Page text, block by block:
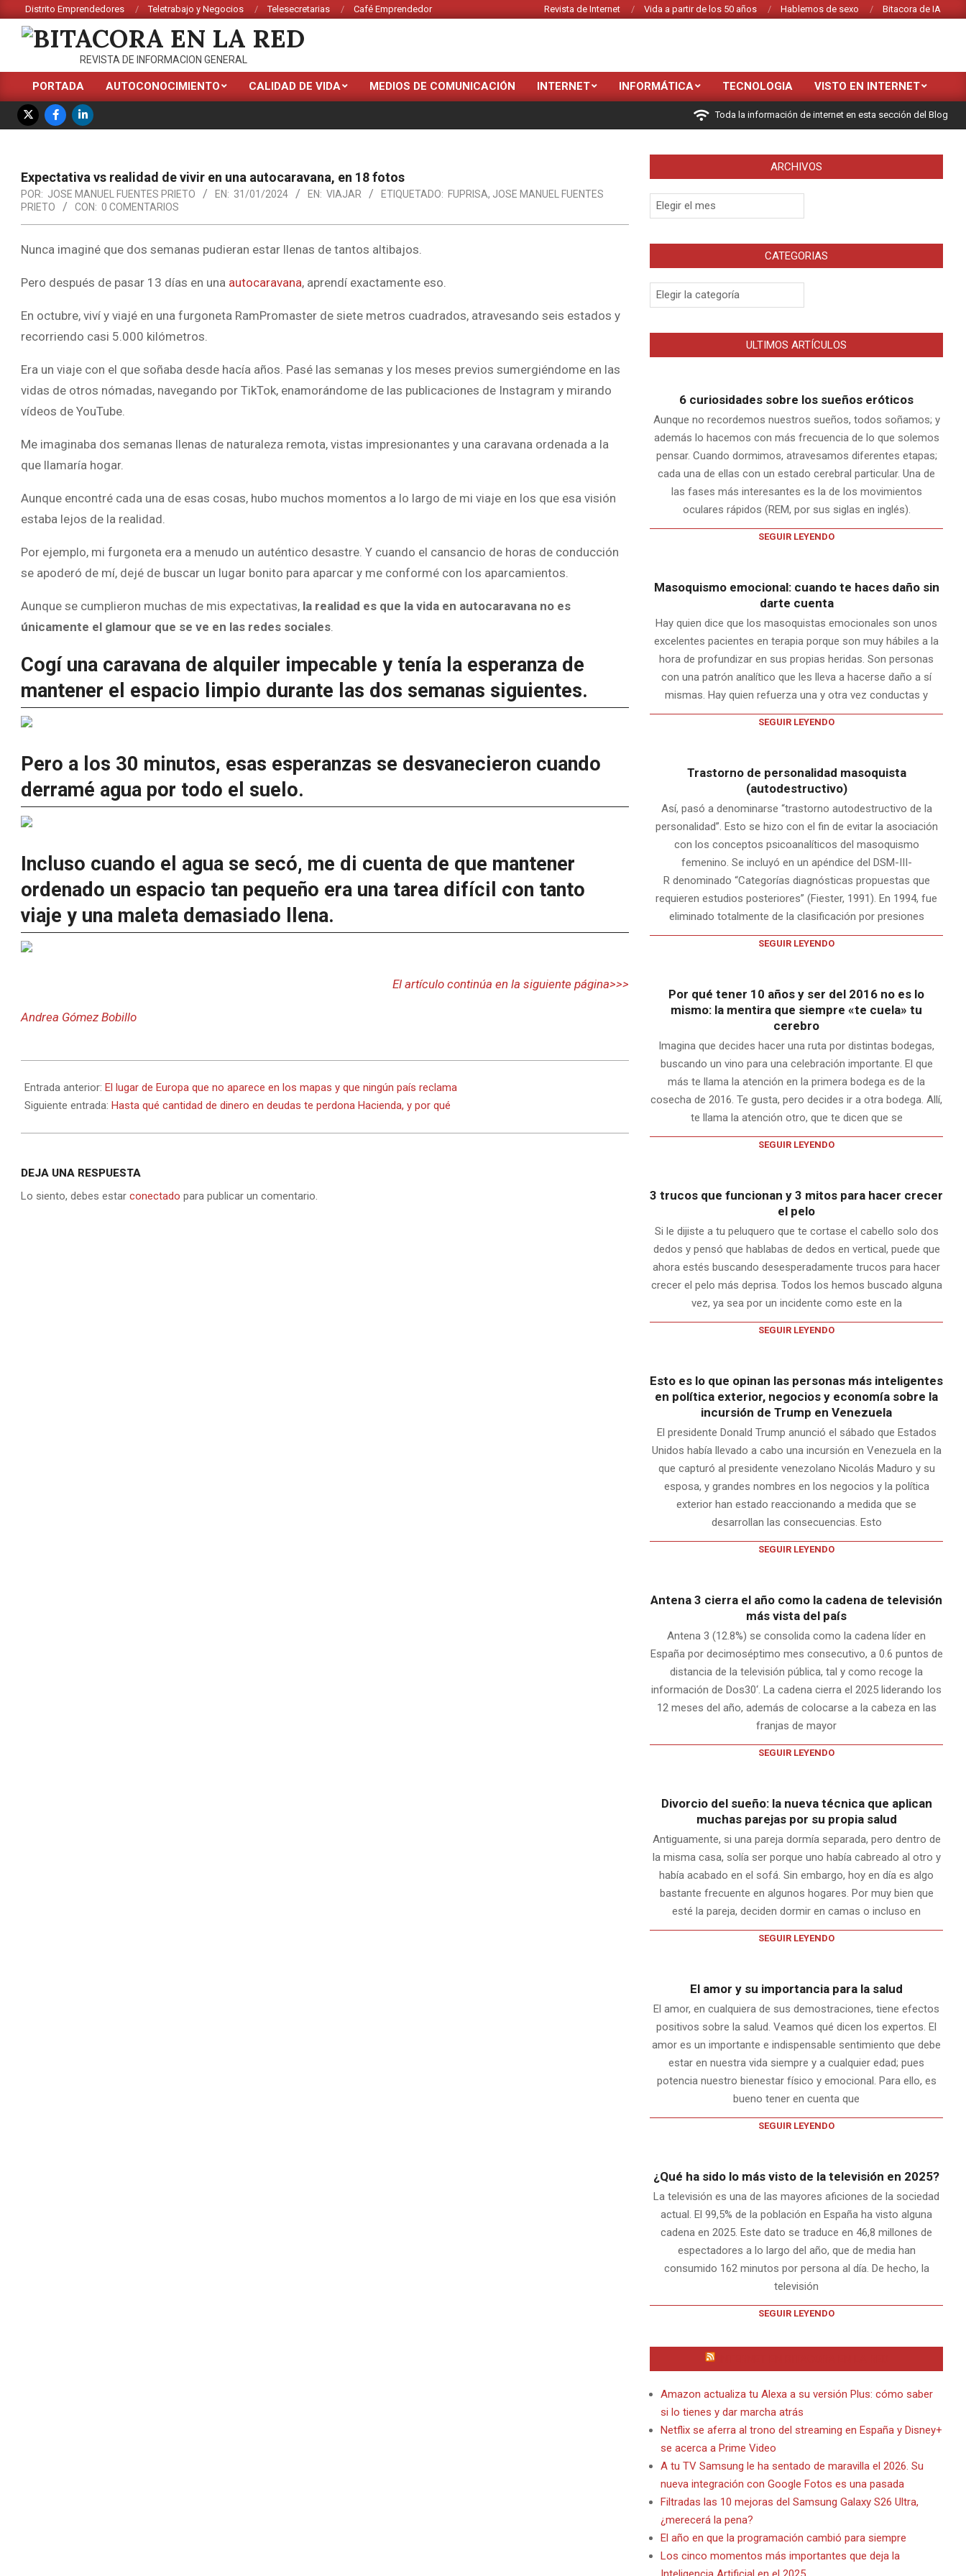
Saltar
contenido
Distrito Emprendedores Teletrabajo y Negocios Telesecretarias Café Emprendedor Revista de Internet Vida a partir de los 50 años Hablemos de sexo Bitacora de IA
BITACORA
EN
LA
RED
REVISTA DE INFORMACION GENERAL
Menú
de
navegación
PORTADA AUTOCONOCIMIENTO CALIDAD DE VIDA MEDIOS DE COMUNICACIÓN INTERNET INFORMÁTICA TECNOLOGIA VISTO EN INTERNET
Toda la información de internet en esta sección del Blog
Expectativa vs realidad de vivir en una autocaravana, en 18 fotos
POR: JOSE MANUEL FUENTES PRIETO EN: 31/01/2024 EN: VIAJAR ETIQUETADO: FUPRISA, JOSE MANUEL FUENTES
PRIETO
CON: 0 COMENTARIOS
Nunca imaginé que dos semanas pudieran estar llenas de tantos altibajos.
Pero después de pasar 13 días en una autocaravana, aprendí exactamente eso.
En octubre, viví y viajé en una furgoneta RamPromaster de siete metros cuadrados, atravesando seis estados y
recorriendo casi 5.000 kilómetros.
Era un viaje con el que soñaba desde hacía años. Pasé las semanas y los meses previos sumergiéndome en las
vidas de otros nómadas, navegando por TikTok, enamorándome de las publicaciones de Instagram y mirando
vídeos de YouTube.
Me imaginaba dos semanas llenas de naturaleza remota, vistas impresionantes y una caravana ordenada a la
que llamaría hogar.
Aunque encontré cada una de esas cosas, hubo muchos momentos a lo largo de mi viaje en los que esa visión
estaba lejos de la realidad.
Por ejemplo, mi furgoneta era a menudo un auténtico desastre. Y cuando el cansancio de horas de conducción
se apoderó de mí, dejé de buscar un lugar bonito para aparcar y me conformé con los aparcamientos.
Aunque se cumplieron muchas de mis expectativas, la realidad es que la vida en autocaravana no es
únicamente el glamour que se ve en las redes sociales.
Cogí una caravana de alquiler impecable y tenía la esperanza de
mantener el espacio limpio durante las dos semanas siguientes.
Pero a los 30 minutos, esas esperanzas se desvanecieron cuando
derramé agua por todo el suelo.
Incluso cuando el agua se secó, me di cuenta de que mantener
ordenado un espacio tan pequeño era una tarea difícil con tanto
viaje y una maleta demasiado llena.
El artículo continúa en la siguiente página>>>
Andrea Gómez Bobillo
01-
31
Entrada anterior: El lugar de Europa que no aparece en los mapas y que ningún país reclama
Siguiente entrada: Hasta qué cantidad de dinero en deudas te perdona Hacienda, y por qué
DEJA UNA RESPUESTA
Lo siento, debes estar conectado para publicar un comentario.
ARCHIVOS
Archivos
CATEGORIAS
Categorias
ULTIMOS ARTÍCULOS
6 curiosidades sobre los sueños eróticos
Aunque no recordemos nuestros sueños, todos soñamos; y
además lo hacemos con más frecuencia de lo que solemos
pensar. Cuando dormimos, atravesamos diferentes etapas;
cada una de ellas con un estado cerebral particular. Una de
las fases más interesantes es la de los movimientos
oculares rápidos (REM, por sus siglas en inglés).
SEGUIR LEYENDO
Masoquismo emocional: cuando te haces daño sin
darte cuenta
Hay quien dice que los masoquistas emocionales son unos
excelentes pacientes en terapia porque son muy hábiles a la
hora de profundizar en sus propias heridas. Son personas
con una patrón analítico que les lleva a hacerse daño a sí
mismas. Hay quien refuerza una y otra vez conductas y
SEGUIR LEYENDO
Trastorno de personalidad masoquista
(autodestructivo)
Así, pasó a denominarse “trastorno autodestructivo de la
personalidad”. Esto se hizo con el fin de evitar la asociación
con los conceptos psicoanalíticos del masoquismo
femenino. Se incluyó en un apéndice del DSM-III-
R denominado “Categorías diagnósticas propuestas que
requieren estudios posteriores” (Fiester, 1991). En 1994, fue
eliminado totalmente de la clasificación por presiones
SEGUIR LEYENDO
Por qué tener 10 años y ser del 2016 no es lo
mismo: la mentira que siempre «te cuela» tu
cerebro
Imagina que decides hacer una ruta por distintas bodegas,
buscando un vino para una celebración importante. El que
más te llama la atención en la primera bodega es de la
cosecha de 2016. Te gusta, pero decides ir a otra bodega. Allí,
te llama la atención otro, que te dicen que se
SEGUIR LEYENDO
3 trucos que funcionan y 3 mitos para hacer crecer
el pelo
Si le dijiste a tu peluquero que te cortase el cabello solo dos
dedos y pensó que hablabas de dedos en vertical, puede que
ahora estés buscando desesperadamente trucos para hacer
crecer el pelo más deprisa. Todos los hemos buscado alguna
vez, ya sea por un incidente como este en la
SEGUIR LEYENDO
Esto es lo que opinan las personas más inteligentes
en política exterior, negocios y economía sobre la
incursión de Trump en Venezuela
El presidente Donald Trump anunció el sábado que Estados
Unidos había llevado a cabo una incursión en Venezuela en la
que capturó al presidente venezolano Nicolás Maduro y su
esposa, y grandes nombres en los negocios y la política
exterior han estado reaccionando a medida que se
desarrollan las consecuencias. Esto
SEGUIR LEYENDO
Antena 3 cierra el año como la cadena de televisión
más vista del país
Antena 3 (12.8%) se consolida como la cadena líder en
España por decimoséptimo mes consecutivo, a 0.6 puntos de
distancia de la televisión pública, tal y como recoge la
información de Dos30‘. La cadena cierra el 2025 liderando los
12 meses del año, además de colocarse a la cabeza en las
franjas de mayor
SEGUIR LEYENDO
Divorcio del sueño: la nueva técnica que aplican
muchas parejas por su propia salud
Antiguamente, si una pareja dormía separada, pero dentro de
la misma casa, solía ser porque uno había cabreado al otro y
había acabado en el sofá. Sin embargo, hoy en día es algo
bastante frecuente en algunos hogares. Por muy bien que
esté la pareja, deciden dormir en camas o incluso en
SEGUIR LEYENDO
El amor y su importancia para la salud
El amor, en cualquiera de sus demostraciones, tiene efectos
positivos sobre la salud. Veamos qué dicen los expertos. El
amor es un importante e indispensable sentimiento que debe
estar en nuestra vida siempre y a cualquier edad; pues
potencia nuestro bienestar físico y emocional. Para ello, es
bueno tener en cuenta que
SEGUIR LEYENDO
¿Qué ha sido lo más visto de la televisión en 2025?
La televisión es una de las mayores aficiones de la sociedad
actual. El 99,5% de la población en España ha visto alguna
cadena en 2025. Este dato se traduce en 46,8 millones de
espectadores a lo largo del año, que de media han
consumido 162 minutos por persona al día. De hecho, la
televisión
SEGUIR LEYENDO
Amazon actualiza tu Alexa a su versión Plus: cómo saber
si lo tienes y dar marcha atrás
Netflix se aferra al trono del streaming en España y Disney+
se acerca a Prime Video
A tu TV Samsung le ha sentado de maravilla el 2026. Su
nueva integración con Google Fotos es una pasada
Filtradas las 10 mejoras del Samsung Galaxy S26 Ultra,
¿merecerá la pena?
El año en que la programación cambió para siempre
Los cinco momentos más importantes que deja la